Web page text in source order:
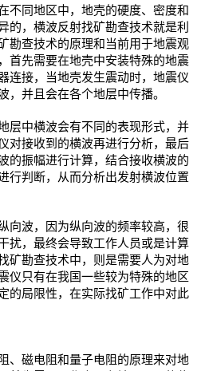
不同地区中，地壳的硬度、密度和
的，横波反射找矿勘查技术就是利
勘查技术的原理和当前用于地震观
首先需要在地壳中安装特殊的地震
连接，当地壳发生震动时，地震仪
并且会在各个地层中传播。
层中横波会有不同的表现形式，并
对接收到的横波再进行分析，最后
的振幅进行计算，结合接收横波的
行判断，从而分析出发射横波位置
向波，因为纵向波的频率较高，很
扰，最终会导致工作人员或是计算
矿勘查技术中，则是需要人为对地
仪只有在我国一些较为特殊的地区
的局限性，在实际找矿工作中对此
、磁电阻和量子电阻的原理来对地